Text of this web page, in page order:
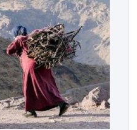
التحديث والتحول